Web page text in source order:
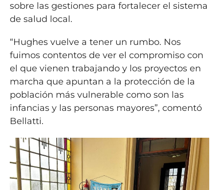
sobre las gestiones para fortalecer el sistema
de salud local.
“Hughes vuelve a tener un rumbo. Nos
fuimos contentos de ver el compromiso con
el que vienen trabajando y los proyectos en
marcha que apuntan a la protección de la
población más vulnerable como son las
infancias y las personas mayores”, comentó
Bellatti.